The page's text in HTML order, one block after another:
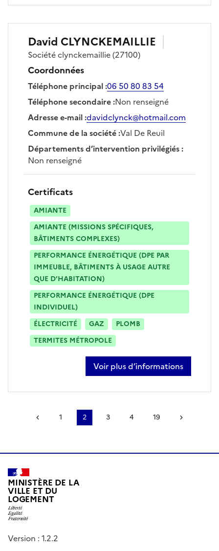
David CLYNCKEMAILLIE
Sociétéclynckemaillie(27100)
Coordonnées
Téléphone principal:06 50 80 83 54
Téléphone secondaire:Non renseigné
Adresse e-mail:davidclynck@hotmail.com
Commune de la société:Val De Reuil
Départements d’intervention privilégiés:
Non renseigné
Certificats
AMIANTE
AMIANTE (MISSIONS SPÉCIFIQUES,
BÂTIMENTS COMPLEXES)
PERFORMANCE ÉNERGÉTIQUE (DPE PAR
IMMEUBLE, BÂTIMENTS À USAGE AUTRE
QUE D’HABITATION)
PERFORMANCE ÉNERGÉTIQUE (DPE
INDIVIDUEL)
ÉLECTRICITÉ
GAZ
PLOMB
TERMITES MÉTROPOLE
Voir plus d’informations
sur david clynckemaillie
Page précédente
1 2 3 4 19
MINISTÈRE DE LA
VILLE ET DU
LOGEMENT
Version : 1.2.2